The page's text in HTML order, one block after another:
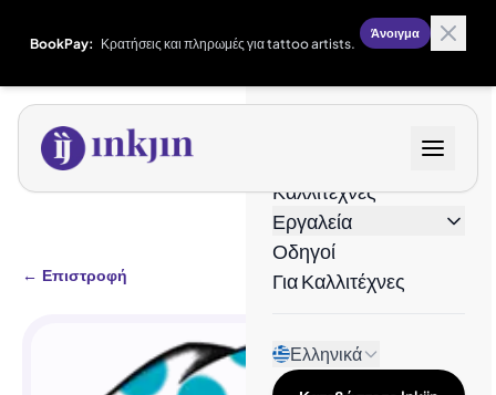
BookPay: Κρατήσεις και πληρωμές για tattoo artists.
Άνοιγμα
Καλλιτέχνες
Εργαλεία
Οδηγοί
Για Καλλιτέχνες
Ελληνικά
← Επιστροφή